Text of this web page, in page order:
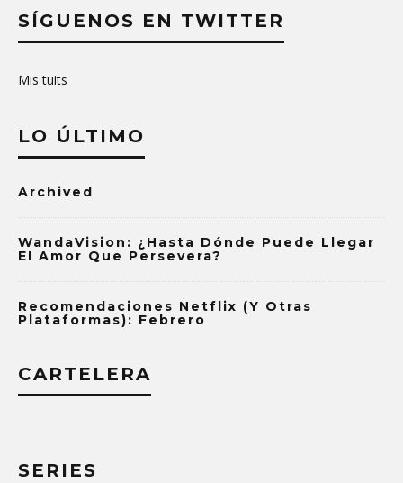
SÍGUENOS EN TWITTER
Mis tuits
LO ÚLTIMO
Archived
WandaVision: ¿Hasta Dónde Puede Llegar
El Amor Que Persevera?
Recomendaciones Netflix (y Otras
Plataformas): Febrero
CARTELERA
SERIES